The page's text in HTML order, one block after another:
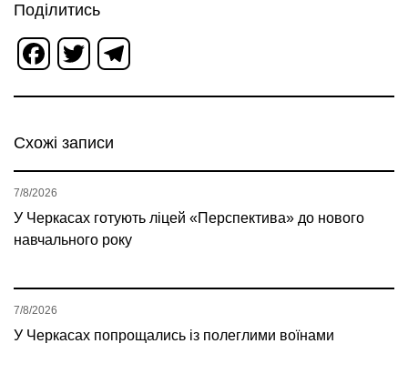
Поділитись
Facebook
Twitter
Схожі записи
У Черкасах готують ліцей «Перспектива» до нового
навчального року
7/8/2026
У Черкасах попрощались із полеглими воїнами
7/8/2026